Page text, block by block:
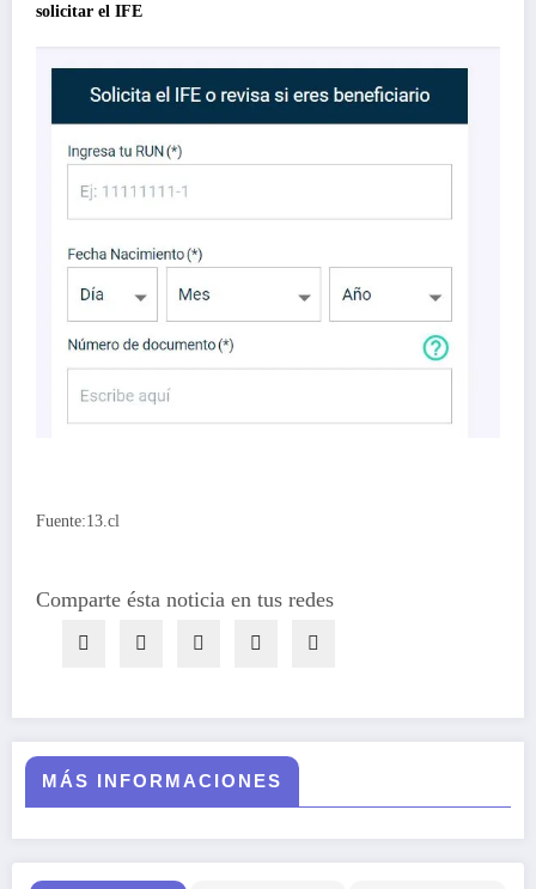
solicitar el IFE
Fuente:13.cl
Comparte ésta noticia en tus redes
MÁS INFORMACIONES